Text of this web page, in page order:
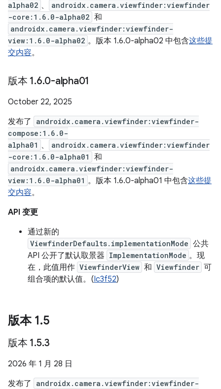
alpha02 、
androidx.camera.viewfinder:viewfinder
-core:1.6.0-alpha02 和
androidx.camera.viewfinder:viewfinder-
view:1.6.0-alpha02 。版本 1.6.0-alpha02 中包含这些提
交内容。
版本 1.6.0-alpha01
October 22, 2025
发布了
androidx.camera.viewfinder:viewfinder-
compose:1.6.0-
alpha01 、
androidx.camera.viewfinder:viewfinder
-core:1.6.0-alpha01
和
androidx.camera.viewfinder:viewfinder-
view:1.6.0-alpha01 。版本 1.6.0-alpha01 中包含这些提
交内容。
API 变更
通过新的
ViewfinderDefaults.implementationMode 公共
API 公开了默认取景器 ImplementationMode 。现
在，此值用作 ViewfinderView 和 Viewfinder 可
组合项的默认值。(Ic3f52)
版本 1.5
版本 1.5.3
2026 年 1 月 28 日
发布了
androidx.camera.viewfinder:viewfinder-